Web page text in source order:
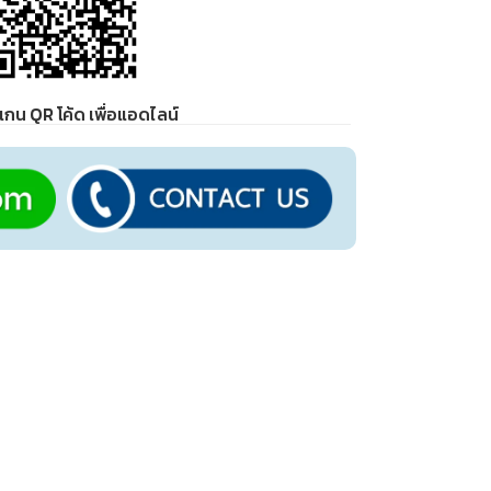
น QR โค้ด เพื่อแอดไลน์